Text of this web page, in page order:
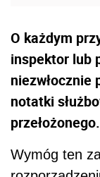
O każdym
inspektor lub
niezwłocznie
notatki
przełożonego.
Wymóg ten